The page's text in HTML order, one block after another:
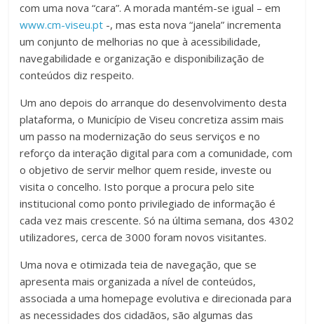
com uma nova “cara”. A morada mantém-se igual – em
www.cm-viseu.pt -, mas esta nova “janela” incrementa
um conjunto de melhorias no que à acessibilidade,
navegabilidade e organização e disponibilização de
conteúdos diz respeito.
Um ano depois do arranque do desenvolvimento desta
plataforma, o Município de Viseu concretiza assim mais
um passo na modernização do seus serviços e no
reforço da interação digital para com a comunidade, com
o objetivo de servir melhor quem reside, investe ou
visita o concelho. Isto porque a procura pelo site
institucional como ponto privilegiado de informação é
cada vez mais crescente. Só na última semana, dos 4302
utilizadores, cerca de 3000 foram novos visitantes.
Uma nova e otimizada teia de navegação, que se
apresenta mais organizada a nível de conteúdos,
associada a uma homepage evolutiva e direcionada para
as necessidades dos cidadãos, são algumas das